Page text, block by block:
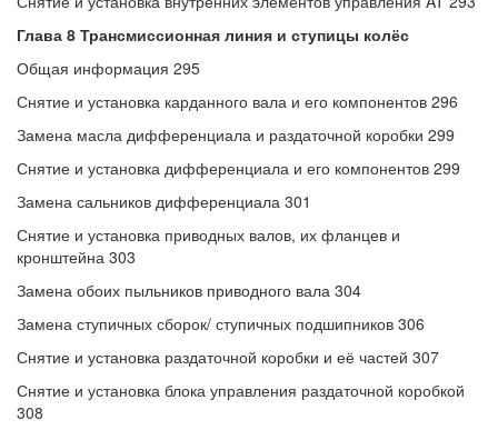
Глава 8 Трансмиссионная линия и ступицы колёс
Общая информация 295
Снятие и установка карданного вала и его компонентов 296
Замена масла дифференциала и раздаточной коробки 299
Снятие и установка дифференциала и его компонентов 299
Замена сальников дифференциала 301
Снятие и установка приводных валов, их фланцев и
кронштейна 303
Замена обоих пыльников приводного вала 304
Замена ступичных сборок/ ступичных подшипников 306
Снятие и установка раздаточной коробки и её частей 307
Снятие и установка блока управления раздаточной коробкой
308